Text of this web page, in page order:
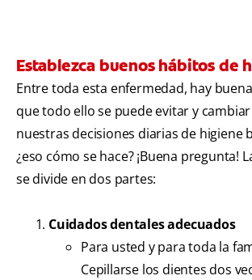
Establezca buenos hábitos de
Entre toda esta enfermedad, hay
que todo ello se puede evitar y
nuestras decisiones diarias de higiene
¿eso cómo se hace? ¡Buena pregunta!
se divide en dos partes:
Cuidados dentales adecuados
Para usted y para toda la
Cepillarse los dientes dos